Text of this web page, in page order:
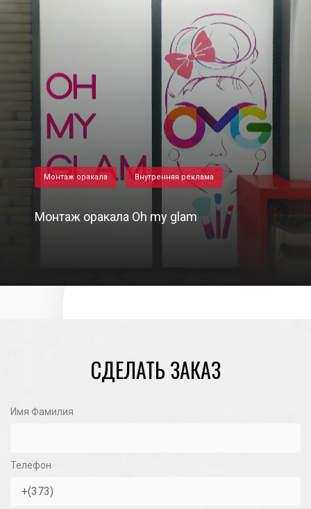
Монтаж оракала Внутренняя реклама
Монтаж оракала Oh my glam
СДЕЛАТЬ ЗАКАЗ
Имя Фамилия
Телефон